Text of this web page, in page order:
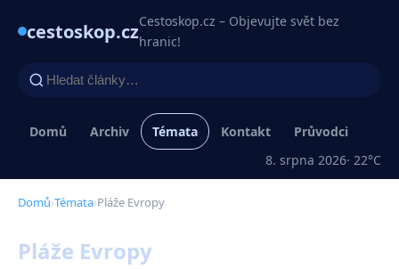
cestoskop.czCestoskop.cz – Objevujte svět bez
hranic!
Domů Archiv Témata Kontakt
Průvodci
8. srpna 2026· 22°C
Domů›Témata›Pláže Evropy
Pláže Evropy